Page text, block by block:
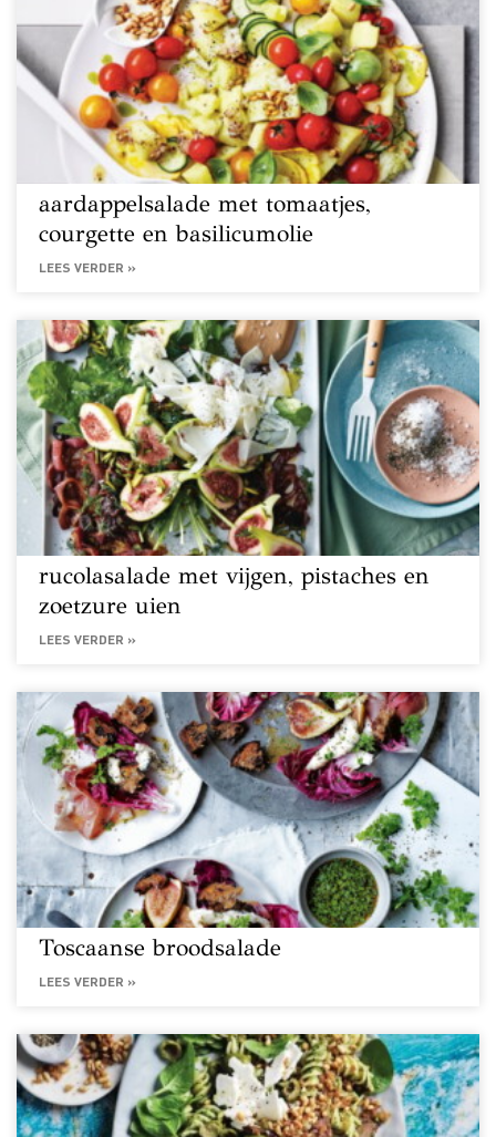
aardappelsalade met tomaatjes,
courgette en basilicumolie
LEES VERDER »
rucolasalade met vijgen, pistaches en
zoetzure uien
LEES VERDER »
Toscaanse broodsalade
LEES VERDER »